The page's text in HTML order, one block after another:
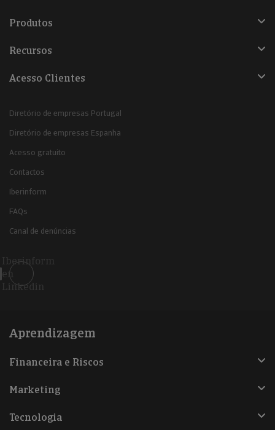
Produtos
Recursos
Acesso Clientes
Diretório de empresas Portugal
Diretório de empresas Espanha
Acesso gratuito
Contactos
Iberinform
FAQs
Canal de denúncias
Iberinform
en
Linkedin
Aprendizagem
Financeira e Riscos
Marketing
Tecnologia